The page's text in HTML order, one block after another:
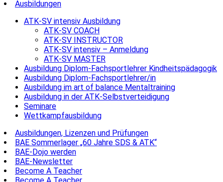
Ausbildungen
ATK-SV intensiv Ausbildung
ATK-SV COACH
ATK-SV INSTRUCTOR
ATK-SV intensiv – Anmeldung
ATK-SV MASTER
Ausbildung Diplom-Fachsportlehrer Kindheitspädagogik
Ausbildung Diplom-Fachsportlehrer/in
Ausbildung im art of balance Mentaltraining
Ausbildung in der ATK-Selbstverteidigung
Seminare
Wettkampfausbildung
Ausbildungen, Lizenzen und Prüfungen
BAE Sommerlager „60 Jahre SDS & ATK“
BAE-Dojo werden
BAE-Newsletter
Become A Teacher
Become A Teacher